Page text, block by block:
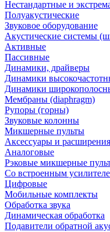
Нестандартные и
Полуакустические
Звуковое оборудование
Акустические системы
Активные
Пассивные
Динамики, драйверы
Динамики
Динамики
Мембраны (diaphragm)
Рупоры (горны)
Звуковые колонны
Микшерные пульты
Аксессуары и расширения
Аналоговые
Рэковые микшерные
Со встроенным
Цифровые
Мобильные комплекты
Обработка звука
Динамическая обработка
Подавители обратной